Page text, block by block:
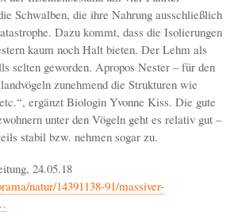
Schwalben, die ihre Nahrung ausschließlich
Dazu kommt, dass die Isolierungen
kaum noch Halt bieten. Der Lehm als
selten geworden. Apropos Nester – für den
zunehmend die Strukturen wie
ergänzt Biologin Yvonne Kiss. Die gute
unter den Vögeln geht es relativ gut –
stabil bzw. nehmen sogar zu.
24.05.18
natur/14391138-91/massiver-